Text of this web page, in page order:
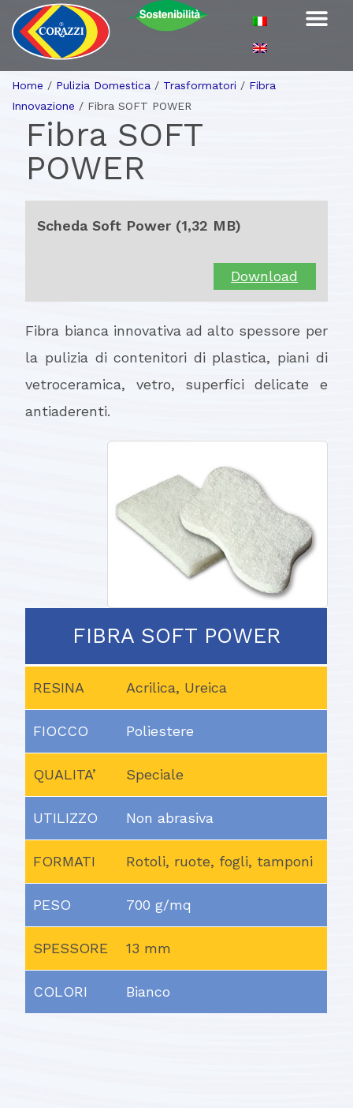
Home / Pulizia Domestica / Trasformatori / Fibra
Innovazione / Fibra SOFT POWER
Fibra SOFT
POWER
Scheda Soft Power (1,32 MB)
Download
Fibra bianca innovativa ad alto spessore per
la pulizia di contenitori di plastica, piani di
vetroceramica, vetro, superfici delicate e
antiaderenti.
FIBRA SOFT POWER
RESINA Acrilica, Ureica
FIOCCO Poliestere
QUALITA’ Speciale
UTILIZZO Non abrasiva
FORMATI Rotoli, ruote, fogli, tamponi
PESO 700 g/mq
SPESSORE 13 mm
COLORI Bianco